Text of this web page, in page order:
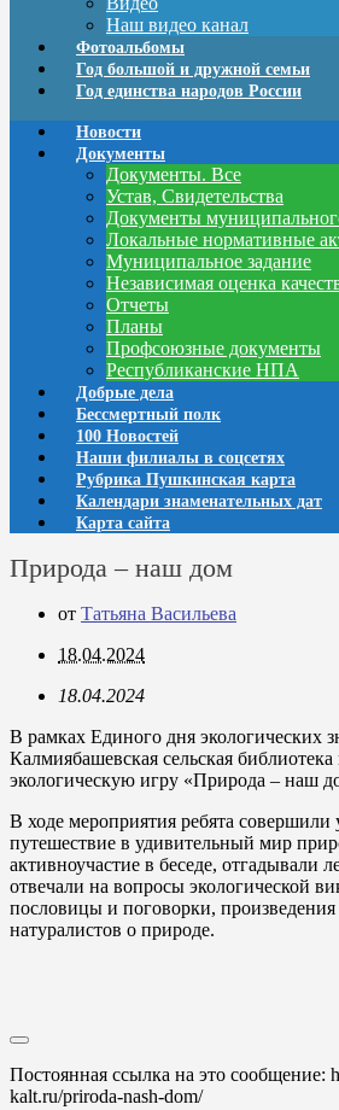
Наш видео канал
Фотоальбомы
Год большой и дружной семьи
Год единства народов России
Новости
Документы
Документы. Все
Устав, Свидетельства
Документы
Локальные нормативные
Муниципальное задание
Независимая оценка
Отчеты
Планы
Профсоюзные документы
Республиканские НПА
Добрые дела
Бессмертный полк
100 Новостей
Наши филиалы в соцсетях
Рубрика Пушкинская карта
Календари знаменательных дат
Карта сайта
Природа – наш дом
от Татьяна Васильева
18.04.2024
18.04.2024
В рамках Единого дня экологических
Калмиябашевская сельская библиотека
экологическую игру «Природа – наш
В ходе мероприятия ребята совершили
путешествие в удивительный мир
активноучастие в беседе, отгадывали
отвечали на вопросы экологической
пословицы и поговорки,
натуралистов о природе.
Постоянная ссылка на это сообщение:
kalt.ru/priroda-nash-dom/